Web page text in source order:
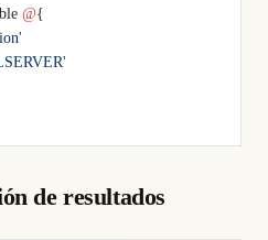
@{
de resultados